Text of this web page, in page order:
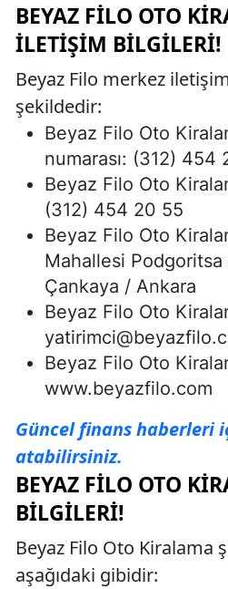
BEYAZ FILO OTO
İLETIŞIM BILGILERI!
Beyaz Filo merkez
şekildedir:
Beyaz Filo Oto
numarası: (312) 454
Beyaz Filo Oto
(312) 454 20 55
Beyaz Filo Oto
Mahallesi Podgoritsa
Çankaya / Ankara
Beyaz Filo Oto
Beyaz Filo Oto
www.beyazfilo.com
Güncel finans haberleri
atabilirsiniz.
BEYAZ FILO OTO
BILGILERI!
Beyaz Filo Oto Kiralama
aşağıdaki gibidir: